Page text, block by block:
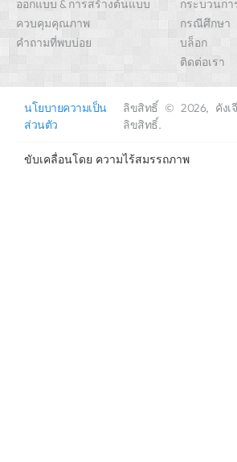
ออกแบบ & การสร้างต้นแบบ
ควบคุมคุณภาพ
คำถามที่พบบ่อย
กระบวนกา
กรณีศึกษา
บล็อก
ติดต่อเรา
นโยบายความเป็น
ส่วนตัว
ลิขสิทธิ์ © 2026, คัง
ลิขสิทธิ์.
ขับเคลื่อนโดย ความไร้สมรรถภาพ